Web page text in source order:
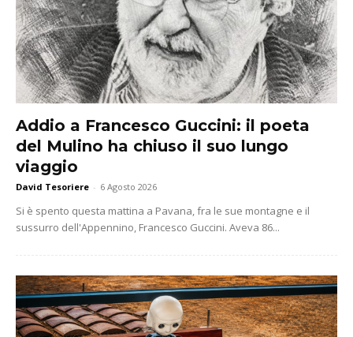
Addio a Francesco Guccini: il poeta
del Mulino ha chiuso il suo lungo
viaggio
David Tesoriere - 6 Agosto 2026
Si è spento questa mattina a Pavana, fra le sue montagne e il
sussurro dell'Appennino, Francesco Guccini. Aveva 86...